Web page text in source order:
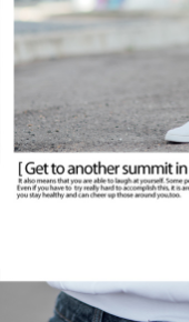
購買商品的店家。未經商
後付繳納相關費用。
※ 交易是否成功請以「
是否繳費成功／繳費後需
https://
【注意事項】
１．透過由恩沛科技股份
易，需依本服務之必要範
權轉讓予恩沛科技股份有
３．未成年的使用者請事
「AFTEE先享後付」，若
任。
４．使用「AFTEE先享後
每筆NT$80，滿
先付款後7-11取貨
每筆NT$80，滿
宅配
每筆NT$120，滿